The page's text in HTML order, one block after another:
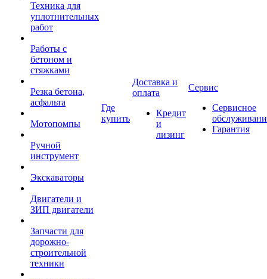
Техника для
уплотнительных
работ
Работы с
бетоном и
стяжками
Резка бетона,
асфальта
Мотопомпы
Ручной
инструмент
Экскаваторы
Двигатели и
ЗИП двигатели
Запчасти для
дорожно-
строительной
техники
Где
купить
Доставка и
оплата
Кредит
и
лизинг
Сервис
Сервисное
Гарантия